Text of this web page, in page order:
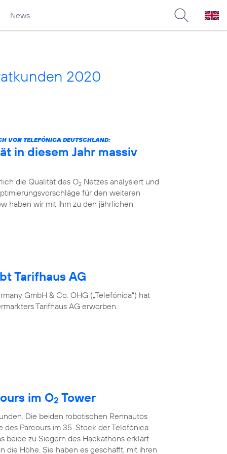
News
2020
VON TELEFÓNICA DEUTSCHLAND:
in diesem Jahr massiv
die Qualität des O2 Netzes analysiert und
für den weiteren
haben wir mit ihm zu den jährlichen
Tarifhaus AG
GmbH & Co. OHG („Telefónica“) hat
Tarifhaus AG erworben.
im O2 Tower
Die beiden robotischen Rennautos
des Parcours im 35. Stock der Telefónica
beide zu Siegern des Hackathons erklärt
die Höhe. Sie haben es geschafft, mit ihren